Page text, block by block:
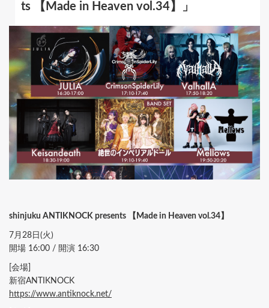
ts 【Made in Heaven vol.34】」
shinjuku ANTIKNOCK presents 【Made in Heaven vol.34】
7月28日(火)
開場 16:00 / 開演 16:30
[会場]
新宿ANTIKNOCK
https://www.antiknock.net/